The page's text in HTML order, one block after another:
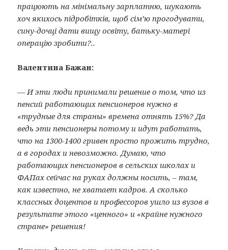
працюють на мінімальну зарплатню, шукають
хоч якихось підробітків, щоб сім’ю прогодувати,
сину-дочці дати вищу освіту, батьку-матері
операцію зробити?..
Валентина Бажан:
— И эти люди принимали решение о том, что из
пенсий работающих пенсионеров нужно в
«трудные для страны» времена отнять 15%? Да
ведь эти пенсионеры потому и идут работать,
что на 1300-1400 гривен просто прожить трудно,
а в городах и невозможно. Думаю, что
работающих пенсионеров в сельских школах и
ФАПах сейчас на руках должны носить, – там,
как известно, не хватает кадров. А сколько
классных доцентов и профессоров ушло из вузов в
результате этого «ценного» и «крайне нужного
стране» решения!